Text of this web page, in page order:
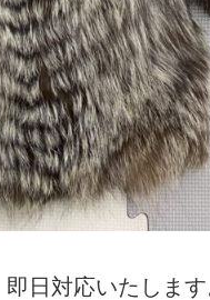
日対応いたします